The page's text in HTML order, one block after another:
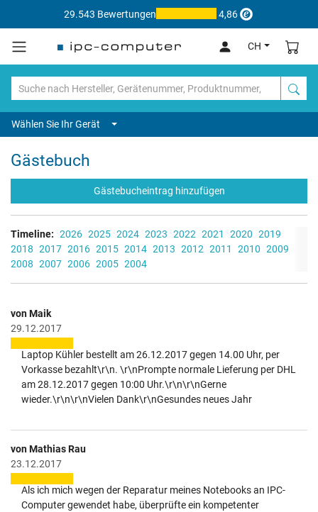
29.543 Bewertungen 4,86
CH
Wählen Sie Ihr Gerät
Gästebuch
Gästebucheintrag hinzufügen
Timeline: 2026 2025 2024 2023 2022 2021 2020 2019
2018 2017 2016 2015 2014 2013 2012 2011 2010 2009
2008 2007 2006 2005 2004
von Maik
29.12.2017
Laptop Kühler bestellt am 26.12.2017 gegen 14.00 Uhr, per
Vorkasse bezahlt\r\n. \r\nPrompte normale Lieferung per DHL
am 28.12.2017 gegen 10:00 Uhr.\r\n\r\nGerne
wieder.\r\n\r\nVielen Dank\r\nGesundes neues Jahr
von Mathias Rau
23.12.2017
Als ich mich wegen der Reparatur meines Notebooks an IPC-
Computer gewendet habe, überprüfte ein kompetenter